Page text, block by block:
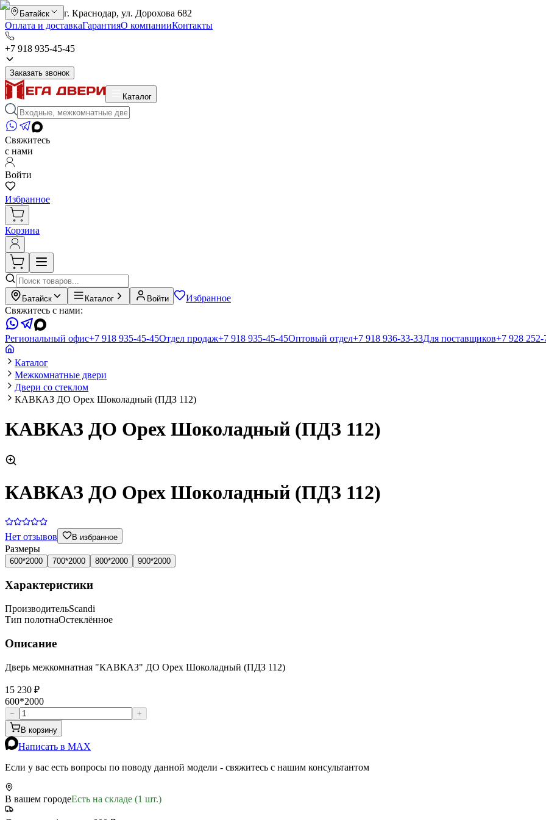
Батайск
г. Краснодар, ул. Дорохова 682
Оплата и доставкаГарантияО компанииКонтакты
+7 918 935-45-45
Заказать звонок
Каталог
Свяжитесь
с нами
Войти
Избранное
Корзина
Батайск Каталог Войти
Избранное
Свяжитесь с нами:
Региональный офис+7 918 935-45-45Отдел продаж+7 918 935-45-45Оптовый отдел+7 918 936-33-33Для поставщиков+7 928 252-
Каталог
Межкомнатные двери
Двери со стеклом
КАВКАЗ ДО Орех Шоколадный (ПДЗ 112)
КАВКАЗ ДО Орех Шоколадный (ПДЗ 112)
КАВКАЗ ДО Орех Шоколадный (ПДЗ 112)
Нет отзывов В избранное
Размеры
600*2000 700*2000 800*2000 900*2000
Характеристики
ПроизводительScandi
Тип полотнаОстеклённое
Описание
Дверь межкомнатная "КАВКАЗ" ДО Орех Шоколадный (ПДЗ 112)
15 230 ₽
600*2000
−
+
В корзину
Написать в MAX
Если у вас есть вопросы по поводу данной модели - свяжитесь с нашим консультантом
В вашем городеЕсть на складе (1 шт.)